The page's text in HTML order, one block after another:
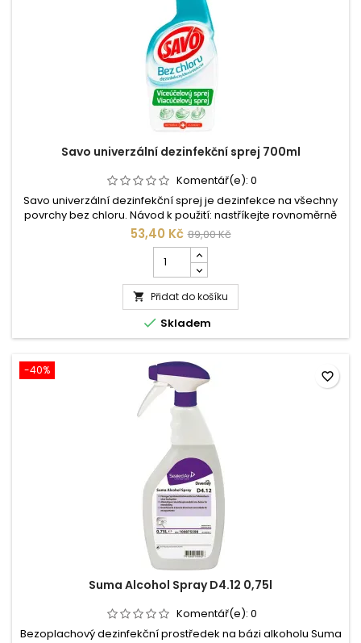
Eukalyptus
Savo univerzální dezinfekční sprej 700ml
Komentář(e): 0
Savo univerzální dezinfekční sprej je dezinfekce na všechny
povrchy bez chloru. Návod k použití: nastříkejte rovnoměrně
na čištěný povrch a setřete vlhkým hadříkem. Prozajištění
antibakteriálního účinku nechte působit 5 minut. V případě
silnéhoznečištění nechte působit 15 minut. Složení:
Dezinfekční látka: alkyl (C12-
C16)benzyldimethylamoniumchloridy 0,75...
53,40 Kč 89,00 Kč
kusů
produktu
Savo
univerzální
dezinfekční
sprej
 Přidat do košíku
 Skladem
-40%
Suma Alcohol Spray D4.12 0,75l
Komentář(e): 0
Bezoplachový dezinfekční prostředek na bázi alkoholu Suma
favorite_border